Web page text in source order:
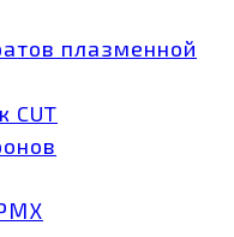
плазменной
CUT